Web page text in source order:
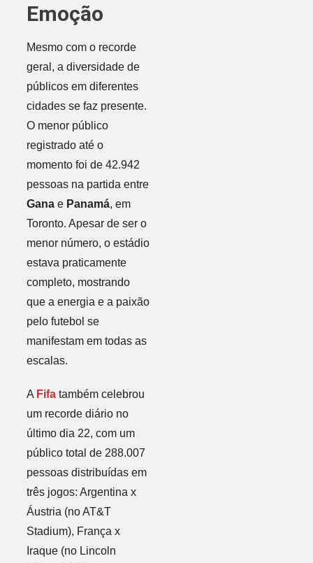
Emoção
Mesmo com o recorde
geral, a diversidade de
públicos em diferentes
cidades se faz presente.
O menor público
registrado até o
momento foi de 42.942
pessoas na partida entre
Ganae Panamá, em
Toronto. Apesar de ser o
menor número, o estádio
estava praticamente
completo, mostrando
que a energia e a paixão
pelo futebol se
manifestam em todas as
escalas.
A Fifatambém celebrou
um recorde diário no
último dia 22, com um
público total de 288.007
pessoas distribuídas em
três jogos: Argentina x
Áustria (no AT&T
Stadium), França x
Iraque (no Lincoln